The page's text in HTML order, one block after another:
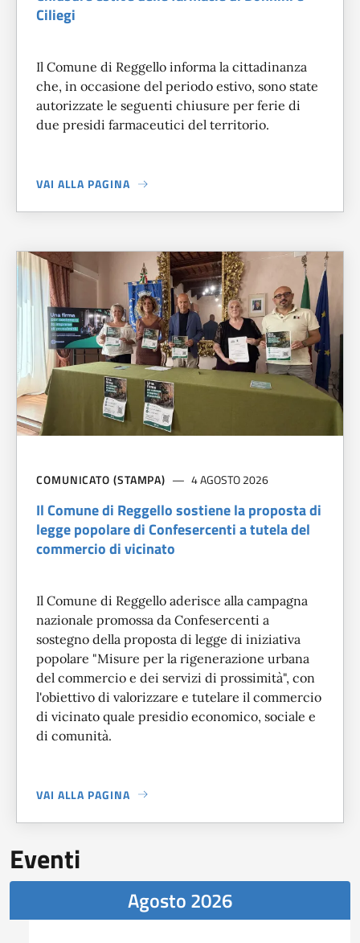
Ciliegi
Il Comune di Reggello informa la cittadinanza
che, in occasione del periodo estivo, sono state
autorizzate le seguenti chiusure per ferie di
due presidi farmaceutici del territorio.
VAI ALLA PAGINA
A PROPOSITO DICHIUSURE ESTIVE DELLE FARMACIE DI
COMUNICATO (STAMPA) 4 AGOSTO 2026
Il Comune di Reggello sostiene la proposta di
legge popolare di Confesercenti a tutela del
commercio di vicinato
Il Comune di Reggello aderisce alla campagna
nazionale promossa da Confesercenti a
sostegno della proposta di legge di iniziativa
popolare "Misure per la rigenerazione urbana
del commercio e dei servizi di prossimità", con
l'obiettivo di valorizzare e tutelare il commercio
di vicinato quale presidio economico, sociale e
di comunità.
VAI ALLA PAGINA
A PROPOSITO DIIL COMUNE DI REGGELLO SOSTIENE LA
Eventi
Agosto 2026